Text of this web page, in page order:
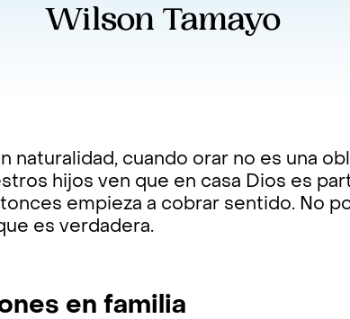
Wilson Tamayo
naturalidad, cuando orar no es una
hijos ven que en casa Dios es
empieza a cobrar sentido. No
es verdadera.
en familia